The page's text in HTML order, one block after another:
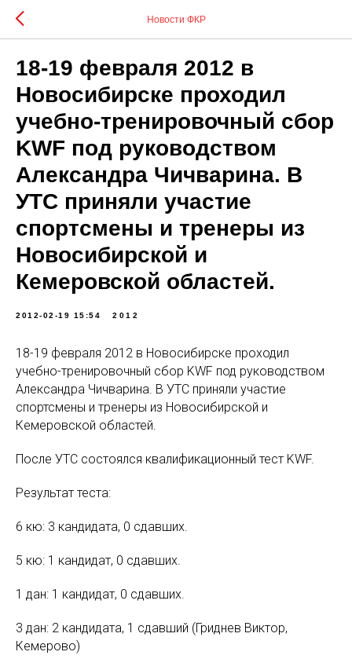
Новости ФКР
18-19 февраля 2012 в
Новосибирске проходил
учебно-тренировочный сбор
KWF под руководством
Александра Чичварина. В
УТС приняли участие
спортсмены и тренеры из
Новосибирской и
Кемеровской областей.
2012-02-19 15:54 2012
18-19 февраля 2012 в Новосибирске проходил
учебно-тренировочный сбор KWF под руководством
Александра Чичварина. В УТС приняли участие
спортсмены и тренеры из Новосибирской и
Кемеровской областей.
После УТС состоялся квалификационный тест KWF.
Результат теста:
6 кю: 3 кандидата, 0 сдавших.
5 кю: 1 кандидат, 0 сдавших.
1 дан: 1 кандидат, 0 сдавших.
3 дан: 2 кандидата, 1 сдавший (Гриднев Виктор,
Кемерово)